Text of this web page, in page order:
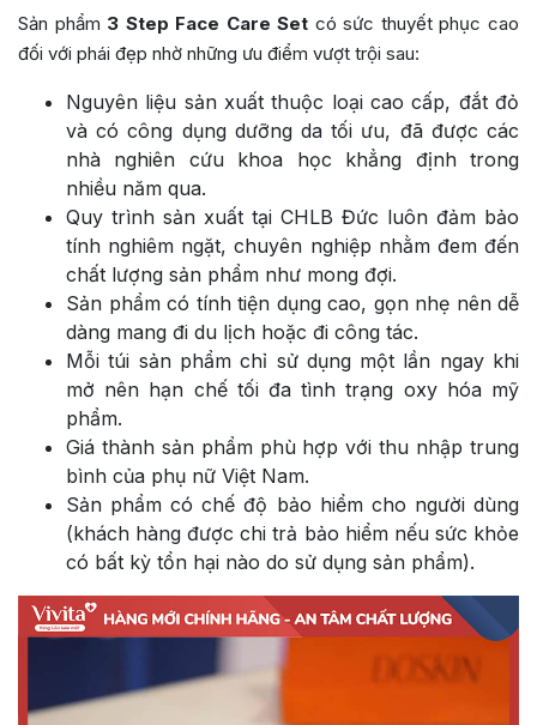
Sản phẩm 3 Step Face Care Set có sức thuyết phục cao
đối với phái đẹp nhờ những ưu điểm vượt trội sau:
Nguyên liệu sản xuất thuộc loại cao cấp, đắt đỏ
và có công dụng dưỡng da tối ưu, đã được các
nhà nghiên cứu khoa học khẳng định trong
nhiều năm qua.
Quy trình sản xuất tại CHLB Đức luôn đảm bảo
tính nghiêm ngặt, chuyên nghiệp nhằm đem đến
chất lượng sản phẩm như mong đợi.
Sản phẩm có tính tiện dụng cao, gọn nhẹ nên dễ
dàng mang đi du lịch hoặc đi công tác.
Mỗi túi sản phẩm chỉ sử dụng một lần ngay khi
mở nên hạn chế tối đa tình trạng oxy hóa mỹ
phẩm.
Giá thành sản phẩm phù hợp với thu nhập trung
bình của phụ nữ Việt Nam.
Sản phẩm có chế độ bảo hiểm cho người dùng
(khách hàng được chi trả bảo hiểm nếu sức khỏe
có bất kỳ tổn hại nào do sử dụng sản phẩm).